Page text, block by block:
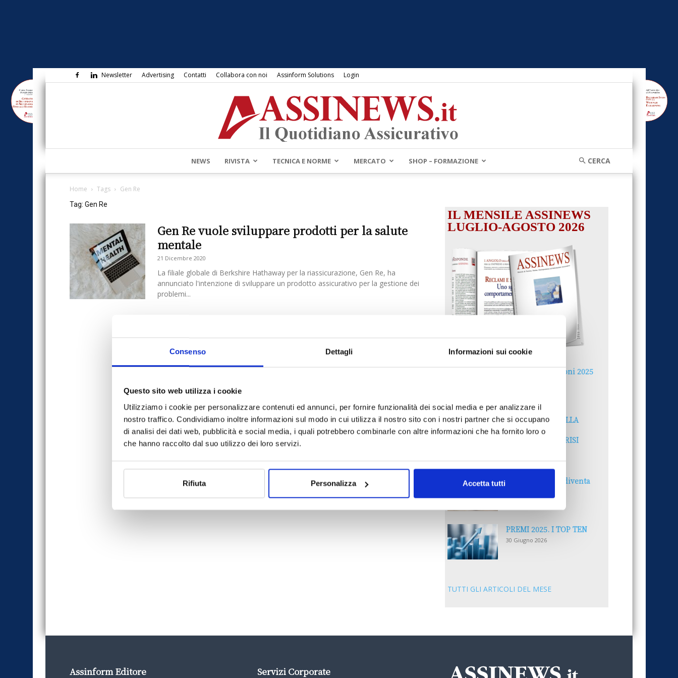
Consenso Dettagli Informazioni sui cookie
Questo sito web utilizza i cookie
Utilizziamo i cookie per personalizzare contenuti ed annunci, per fornire funzionalità dei social media e per analizzare il
nostro traffico. Condividiamo inoltre informazioni sul modo in cui utilizza il nostro sito con i nostri partner che si occupano
di analisi dei dati web, pubblicità e social media, i quali potrebbero combinarle con altre informazioni che ha fornito loro o
che hanno raccolto dal suo utilizzo dei loro servizi.
Rifiuta Personalizza Accetta tutti
Newsletter Advertising Contatti Collabora con noi Assinform Solutions Login
Assinews.it
NEWS RIVISTA TECNICA E NORME MERCATO SHOP – FORMAZIONE
Home Tags Gen Re
Tag: Gen Re
Gen Re vuole sviluppare prodotti per la salute
mentale
21 Dicembre 2020
La filiale globale di Berkshire Hathaway per la riassicurazione, Gen Re, ha
annunciato l'intenzione di sviluppare un prodotto assicurativo per la gestione dei
problemi...
IL MENSILE ASSINEWS
LUGLIO-AGOSTO 2026
Reclami e sanzioni 2025
LA GESTIONE DELLA
REPUTAZIONE.
RECENSIONI E CRISI
30 Giugno 2026
Il “Modulo CAI” diventa
PREMI 2025. I TOP TEN
30 Giugno 2026
TUTTI GLI ARTICOLI DEL MESE
Assinform Editore Servizi Corporate